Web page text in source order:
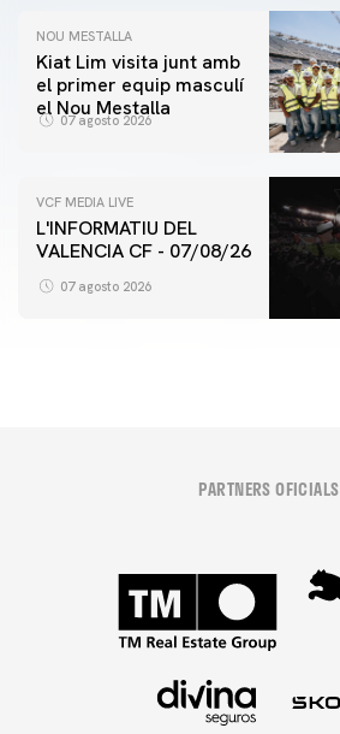
NOU MESTALLA
Kiat Lim visita junt amb
el primer equip masculí
el Nou Mestalla
07 agosto 2026
VCF MEDIA LIVE
L'INFORMATIU DEL
VALENCIA CF - 07/08/26
07 agosto 2026
PARTNERS OFICIALS